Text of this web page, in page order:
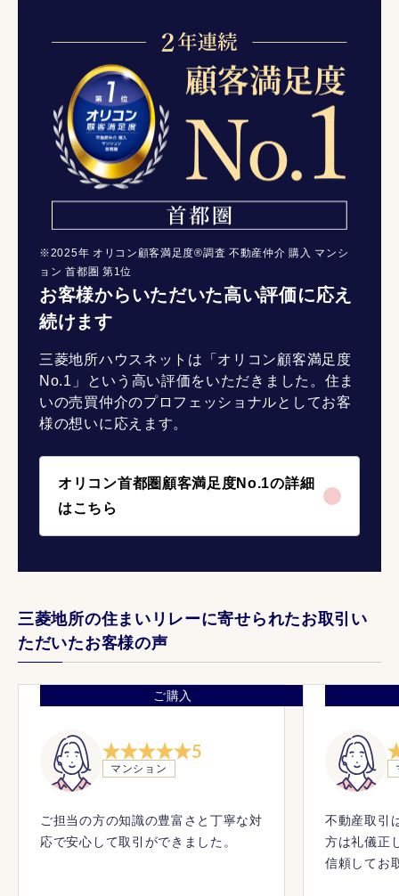
お客様からいただいた高い評価に応え
続けます
三菱地所ハウスネットは「オリコン顧客満足度
No.1」という高い評価をいただきました。住ま
いの売買仲介のプロフェッショナルとしてお客
様の想いに応えます。
オリコン首都圏顧客満足度No.1の詳細
はこちら
※2025年 オリコン顧客満足度®調査 不動産仲介 購入 マンシ
ョン 首都圏 第1位
三菱地所の住まいリレーに寄せられたお取引い
ただいたお客様の声
ご購入
5
マンション
ご担当の方の知識の豊富さと丁寧な対
応で安心して取引ができました。
不動産取引
方は礼儀正
信頼してお